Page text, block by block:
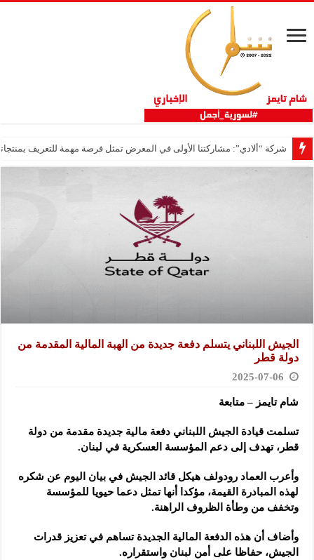
شركة “ألادي”: مشاركتنا الأولى في المعرض تمثل فرصة مهمة للتعريف
الجيش اللبناني يتسلم دفعة جديدة من الهبة المالية المقدمة من
دولة قطر
2025-07-06
شام تايمز – متابعة
تسلمت قيادة الجيش اللبناني دفعة مالية جديدة مقدمة من دولة
قطر، تهدف إلى دعم المؤسسة العسكرية في لبنان.
وأعرب العماد رودولف هيكل قائد الجيش في بيان اليوم عن شكره
لهذه المبادرة القيمة، مؤكدا أنها تمثل دعما حيويا للمؤسسة
وتخفف من وطأة الظروف الراهنة.
وأضاف أن هذه الدفعة المالية الجديدة تساهم في تعزيز قدرات
الجيش، حفاظا على أمن لبنان واستقراره.